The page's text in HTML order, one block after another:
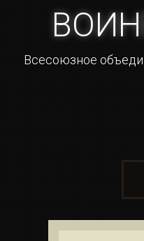
Всесоюзное